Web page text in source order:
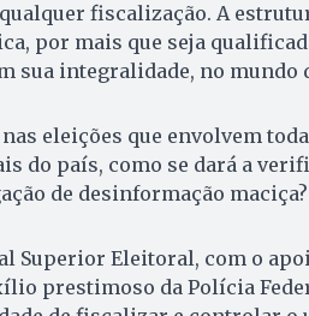
qualquer fiscalização. A
por mais que seja
sua integralidade, no mundo
nas eleições que envolvem
do país, como se dará a
de desinformação maciça?
Superior Eleitoral, com o
prestimoso da Polícia